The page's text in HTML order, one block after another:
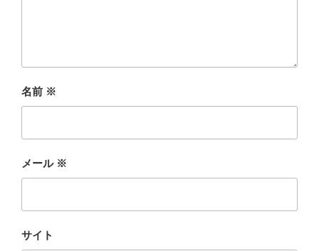
名前 ※
メール ※
サイト